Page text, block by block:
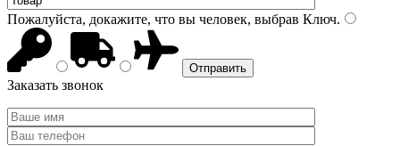
Пожалуйста, докажите, что вы человек, выбрав Ключ.
Заказать звонок